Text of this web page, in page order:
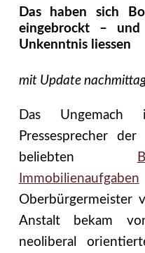
Das haben sich
eingebrockt –
Unkenntnis liessen
mit Update
Das
Pressesprecher
beliebten
Immobilienaufgaben
Oberbürgermeister
Anstalt bekam
neoliberal